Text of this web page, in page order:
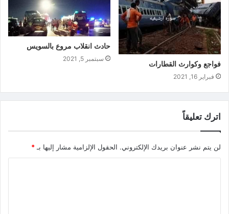
فواجع وكوارث القطارات
فبراير 16, 2021
حادث انقلاب مروع بالسويس
سبتمبر 5, 2021
اترك تعليقاً
لن يتم نشر عنوان بريدك الإلكتروني. الحقول الإلزامية مشار إليها بـ *